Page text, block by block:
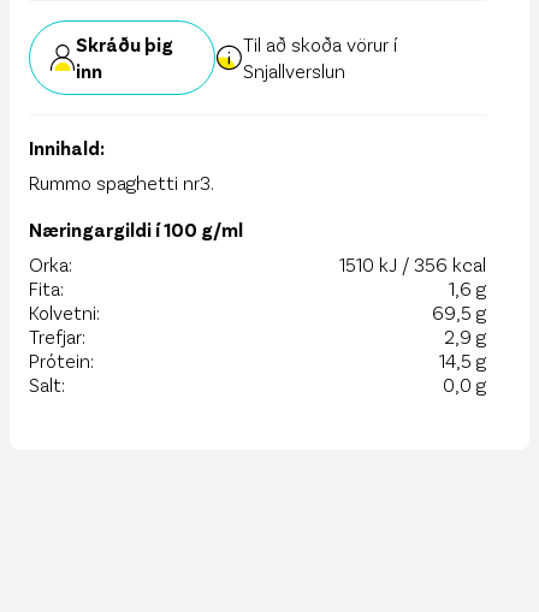
Skráðu þig
inn
Til að skoða vörur í
Snjallverslun
Innihald:
Rummo spaghetti nr3.
Næringargildi í 100 g/ml
Orka:
1510 kJ / 356 kcal
Fita:
1,6 g
Kolvetni:
69,5 g
Trefjar:
2,9 g
Prótein:
14,5 g
Salt:
0,0 g